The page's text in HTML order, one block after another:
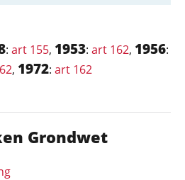
Grondwet
: art 155, 1953: art 162, 1956:
, 1972: art 162